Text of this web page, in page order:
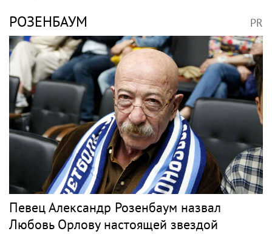
РОЗЕНБАУМ PR
Певец Александр Розенбаум назвал
Любовь Орлову настоящей звездой